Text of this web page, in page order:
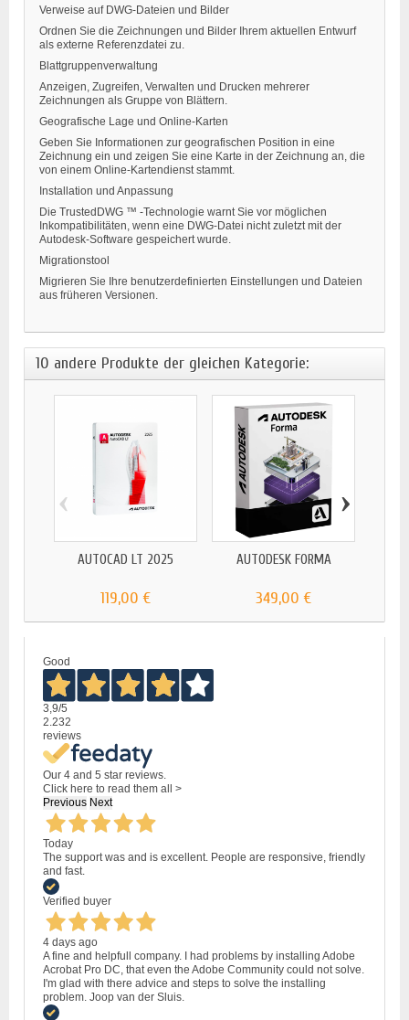
Verweise auf DWG-Dateien und Bilder
Ordnen Sie die Zeichnungen und Bilder Ihrem aktuellen Entwurf
als externe Referenzdatei zu.
Blattgruppenverwaltung
Anzeigen, Zugreifen, Verwalten und Drucken mehrerer
Zeichnungen als Gruppe von Blättern.
Geografische Lage und Online-Karten
Geben Sie Informationen zur geografischen Position in eine
Zeichnung ein und zeigen Sie eine Karte in der Zeichnung an, die
von einem Online-Kartendienst stammt.
Installation und Anpassung
Die TrustedDWG ™ -Technologie warnt Sie vor möglichen
Inkompatibilitäten, wenn eine DWG-Datei nicht zuletzt mit der
Autodesk-Software gespeichert wurde.
Migrationstool
Migrieren Sie Ihre benutzerdefinierten Einstellungen und Dateien
aus früheren Versionen.
10 andere Produkte der gleichen Kategorie:
AUTOCAD LT 2025
119,00 €
AUTODESK FORMA
349,00 €
‹ ›
Good
3,9/5
2.232
reviews
Our 4 and 5 star reviews.
Click here to read them all >
Previous Next
Today
The support was and is excellent. People are responsive, friendly
and fast.
Verified buyer
4 days ago
A fine and helpfull company. I had problems by installing Adobe
Acrobat Pro DC, that even the Adobe Community could not solve.
I'm glad with there advice and steps to solve the installing
problem. Joop van der Sluis.